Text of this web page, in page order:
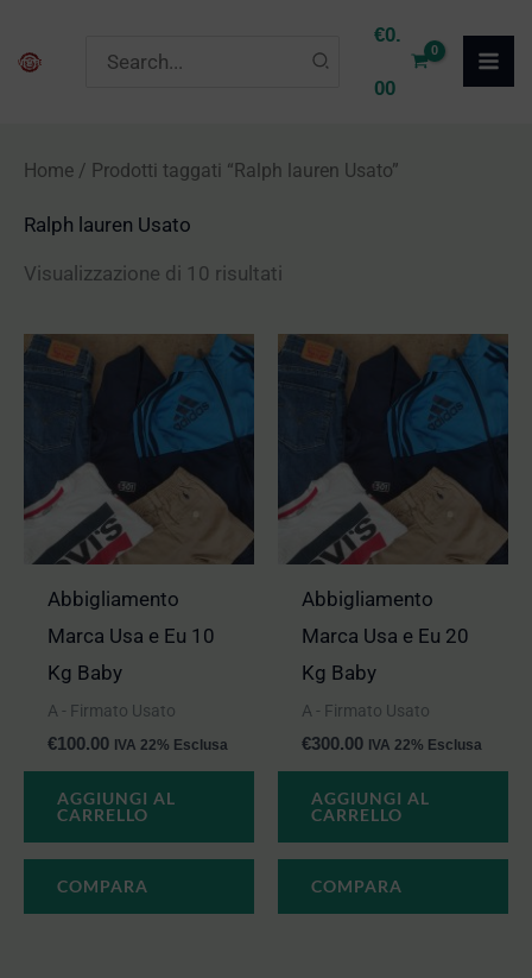
per:
€0.
00
nx
Home / Prodotti taggati “Ralph lauren Usato”
Ralph lauren Usato
Visualizzazione di 10 risultati
Abbigliamento
Marca Usa e Eu 10
Kg Baby
A - Firmato Usato
€100.00 IVA 22% Esclusa
AGGIUNGI AL
CARRELLO
COMPARA
Abbigliamento
Marca Usa e Eu 20
Kg Baby
A - Firmato Usato
€300.00 IVA 22% Esclusa
AGGIUNGI AL
CARRELLO
COMPARA